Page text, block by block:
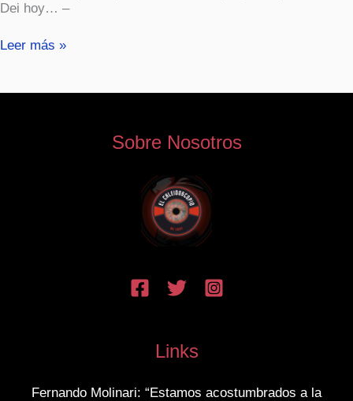
Dei hoy… –
Leer más »
Sobre Nosotros
Links
Fernando Molinari: “Estamos acostumbrados a la